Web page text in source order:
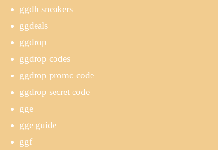
ggdb sneakers
ggdeals
ggdrop
ggdrop codes
ggdrop promo code
ggdrop secret code
gge
gge guide
ggf